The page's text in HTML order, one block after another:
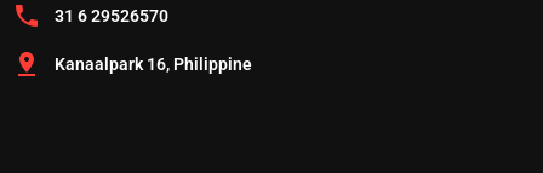
31 6 29526570
Kanaalpark 16, Philippine